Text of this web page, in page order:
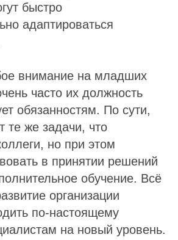
быстро
адаптироваться
внимание на младших
часто их должность
обязанностям. По сути,
те же задачи, что
но при этом
в принятии решений
обучение. Всё
организации
по-настоящему
на новый уровень.